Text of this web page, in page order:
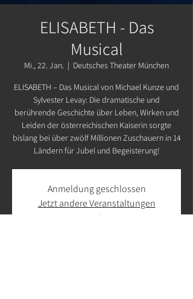
ELISABETH - Das
Musical
Mi., 22. Jan.
  |
Deutsches Theater München
ELISABETH – Das Musical von Michael Kunze und
Sylvester Levay: Die dramatische und
berührende Geschichte über Leben, Wirken und
Leiden der österreichischen Kaiserin sorgte
bislang bei über zwölf Millionen Zuschauern in 14
Ländern für Jubel und Begeisterung!
Anmeldung geschlossen
Jetzt andere Veranstaltungen
ansehen